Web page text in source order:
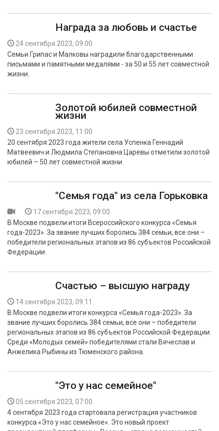
АРХИВ PDF
Награда за любовь и счастье
24 сентября 2023, 09:00
Семьи Грипас и Малковы наградили благодарственными
письмами и памятными медалями - за 50 и 55 лет совместной
жизни.
Золотой юбилей совместной
жизни
23 сентября 2023, 11:00
20 сентября 2023 года жители села Успенка Геннадий
Матвеевич и Людмила Степановна Царевы отметили золотой
юбилей – 50 лет совместной жизни.
"Семья года" из села Горьковка
17 сентября 2023, 09:00
В Москве подвели итоги Всероссийского конкурса «Семья
года-2023». За звание лучших боролись 384 семьи, все они –
победители региональных этапов из 86 субъектов Российской
Федерации.
Счастью – высшую награду
14 сентября 2023, 09:11
В Москве подвели итоги конкурса «Семья года-2023». За
звание лучших боролись 384 семьи, все они – победители
региональных этапов из 86 субъектов Российской Федерации.
Среди «Молодых семей» победителями стали Вячеслав и
Анжелика Рыбины из Тюменского района.
"Это у нас семейное"
05 сентября 2023, 07:00
4 сентября 2023 года стартовала регистрация участников
конкурса «Это у нас семейное». Это новый проект